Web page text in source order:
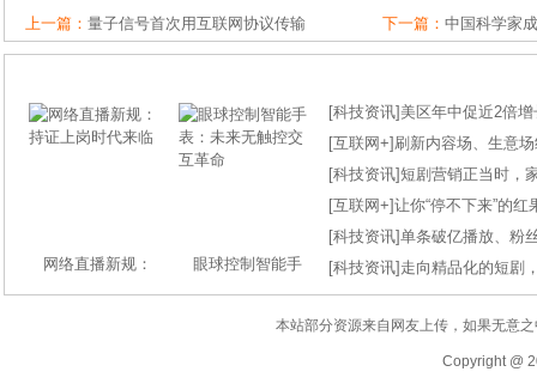
上一篇： 量子信号首次用互联网协议传输 下一篇： 中国科学家
网络直播新规： 眼球控制智能手
[科技资讯] 美区年中促近2倍
[互联网+] 刷新内容场、生意
[科技资讯]短剧营销正当时，
[互联网+]让你“停不下来”的
[科技资讯]单条破亿播放、粉
[科技资讯] 走向精品化的短剧
本站部分资源来自网友上传，如果无意
Copyright @